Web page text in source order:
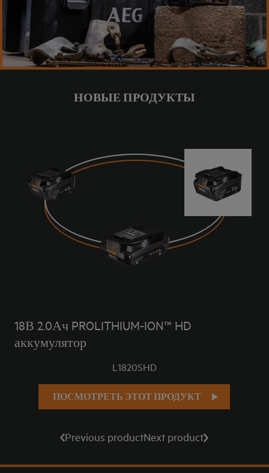
НОВЫЕ ПРОДУКТЫ
18В 2.0Ач PROLITHIUM-ION™ HD
аккумулятор
L1820SHD
ПОСМОТРЕТЬ ЭТОТ ПРОДУКТ
Previous productNext product